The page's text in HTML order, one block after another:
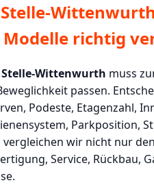
Modelle richtig
Wittenwurth muss
passen.
Podeste, Etagenzahl,
Parkposition,
wir nicht nur
Service, Rückbau,